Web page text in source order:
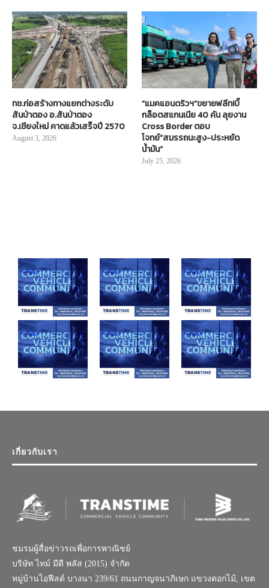
ทช.ก่อสร้างทางแยกต่างระดับ
สันป่าตอง อ.สันป่าตอง
จ.เชียงใหม่ คาดแล้วเสร็จปี 2570
August 3, 2026
“แมคแอนดริวฯ”ขยายฟลีท!บิ๊
กล็อตสแกนเนีย 40 คัน ลุยงาน
Cross Border ตอบ
โจทย์“สมรรถนะสูง-ประหยัด
น้ำมัน”
July 25, 2026
เกี่ยวกับเรา
ชมรมผู้สื่อข่าวรถเพื่อการพาณิชย์
บริษัท ไทม์ มีดี พลัส (2015) จำกัด
หมู่บ้านไอฟีลด์ บางนา 239/61 ถนนกาญจนาภิเษก แขวงดอกไม้, เขต